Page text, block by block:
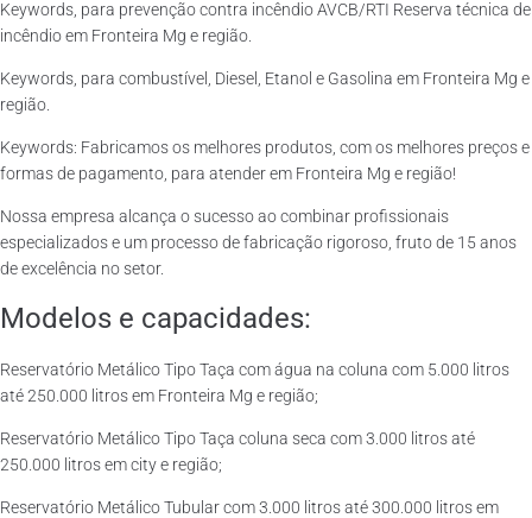
Keywords, para prevenção contra incêndio AVCB/RTI Reserva técnica de
incêndio em Fronteira Mg e região.
Keywords, para combustível, Diesel, Etanol e Gasolina em Fronteira Mg e
região.
Keywords: Fabricamos os melhores produtos, com os melhores preços e
formas de pagamento, para atender em Fronteira Mg e região!
Nossa empresa alcança o sucesso ao combinar profissionais
especializados e um processo de fabricação rigoroso, fruto de 15 anos
de excelência no setor.
Modelos e capacidades:
Reservatório Metálico Tipo Taça com água na coluna com 5.000 litros
até 250.000 litros em Fronteira Mg e região;
Reservatório Metálico Tipo Taça coluna seca com 3.000 litros até
250.000 litros em city e região;
Reservatório Metálico Tubular com 3.000 litros até 300.000 litros em